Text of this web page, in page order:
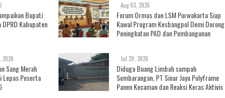
Bupati
Kabupaten
Aug 03, 2026
Forum Ormas dan LSM Purwakarta Siap
Kawal Program Kesbangpol Demi Dorong
Peningkatan PAD dan Pembangunan
2026
Sang Merah
Lepas Peserta
Jul 29, 2026
Diduga Buang Limbah sampah
Sembarangan, PT Sinar Jaya Polyframe
Panen Kecaman dan Reaksi Keras Aktivis